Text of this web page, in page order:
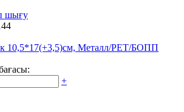
шығу
10,5*17(+3,5)см, Металл/PET/БОПП
+